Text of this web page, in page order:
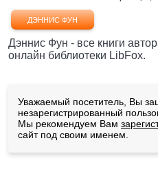
ДЭННИС ФУН
Дэннис Фун - все книги
онлайн библиотеки LibFox.
Уважаемый посетитель, Вы
незарегистрированный
Мы рекомендуем Вам
сайт под своим именем.